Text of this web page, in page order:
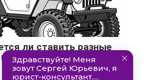
ли ставить разные
и задние колеса